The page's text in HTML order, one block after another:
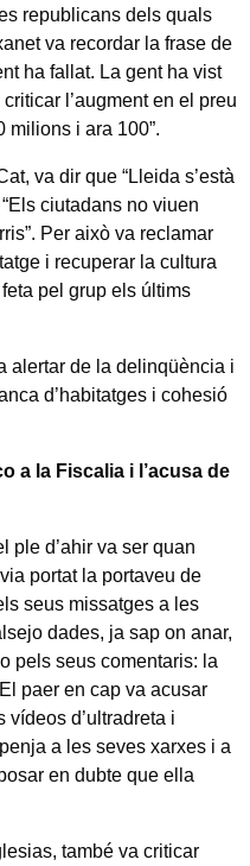
republicans dels quals
va recordar la frase de
ha fallat. La gent ha vist
l’augment en el preu
milions i ara 100”.
va dir que “Lleida s’està
ciutadans no viuen
Per això va reclamar
i recuperar la cultura
pel grup els últims
alertar de la delinqüència i
d’habitatges i cohesió
a la Fiscalia i l’acusa de
ple d’ahir va ser quan
portat la portaveu de
seus missatges a les
dades, ja sap on anar,
pels seus comentaris: la
paer en cap va acusar
vídeos d’ultradreta i
a les seves xarxes i a
en dubte que ella
també va criticar